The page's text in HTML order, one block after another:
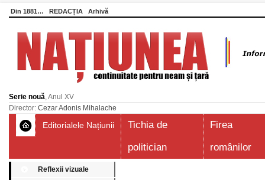
Din 1881… REDACȚIA Arhivă
Serie nouă, Anul XV
Director: Cezar Adonis Mihalache
Editorialele Națiunii
Tichia de
politician
Firea
românilor
Reflexii vizuale